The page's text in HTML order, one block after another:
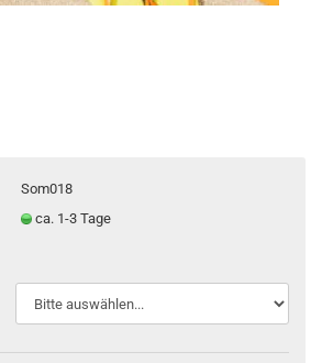
Som018
ca. 1-3 Tage